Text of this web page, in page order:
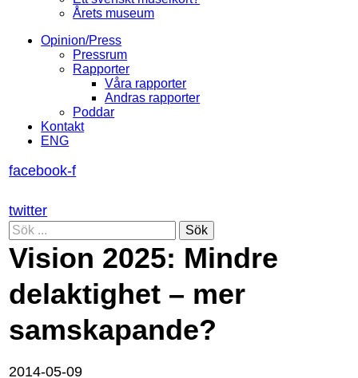
Årets museum
Opinion/Press
Pressrum
Rapporter
Våra rapporter
Andras rapporter
Poddar
Kontakt
ENG
facebook-f
twitter
Sök
Vision 2025: Mindre
delaktighet – mer
samskapande?
2014-05-09